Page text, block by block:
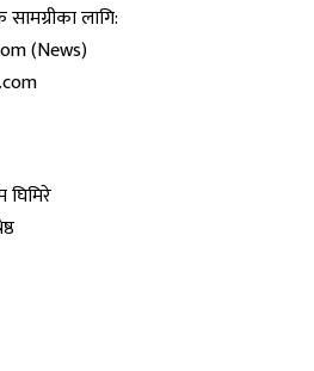
लागि:
(News)